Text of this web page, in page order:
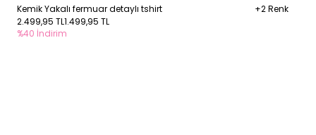
Kemik Yakalı fermuar detaylı tshirt
+2 Renk
2.499,95 TL1.499,95 TL
%40 İndirim